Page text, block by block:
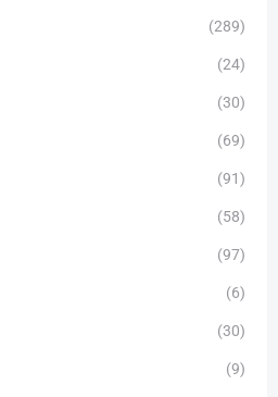
(289)
(24)
(30)
(69)
(91)
(58)
(97)
(6)
(30)
(9)